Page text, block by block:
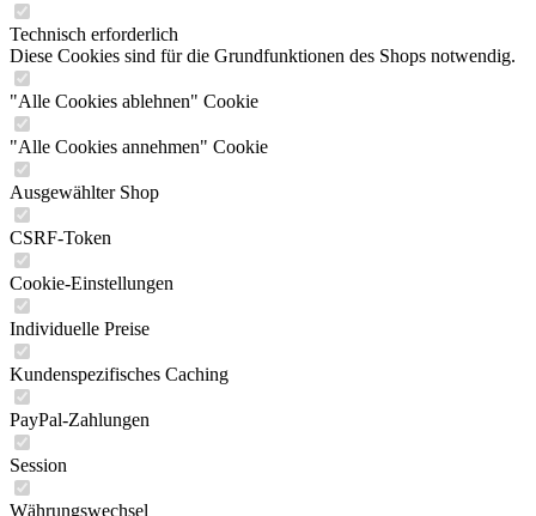
Technisch erforderlich
Diese Cookies sind für die Grundfunktionen des Shops notwendig.
"Alle Cookies ablehnen" Cookie
"Alle Cookies annehmen" Cookie
Ausgewählter Shop
CSRF-Token
Cookie-Einstellungen
Individuelle Preise
Kundenspezifisches Caching
PayPal-Zahlungen
Session
Währungswechsel